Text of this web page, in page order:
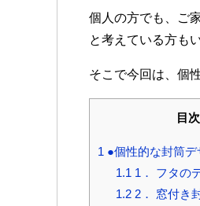
個人の方でも、ご
と考えている方も
そこで今回は、個
目次
1 ●個性的な封筒デ
1.1 1． フタの
1.2 2． 窓付き